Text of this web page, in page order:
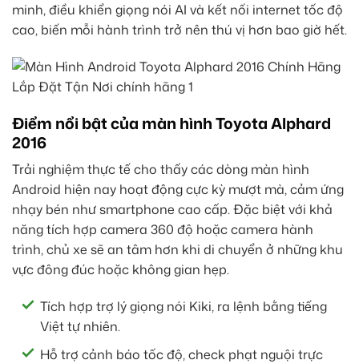
minh, điều khiển giọng nói AI và kết nối internet tốc độ
cao, biến mỗi hành trình trở nên thú vị hơn bao giờ hết.
Điểm nổi bật của màn hình Toyota Alphard
2016
Trải nghiệm thực tế cho thấy các dòng màn hình
Android hiện nay hoạt động cực kỳ mượt mà, cảm ứng
nhạy bén như smartphone cao cấp. Đặc biệt với khả
năng tích hợp camera 360 độ hoặc camera hành
trình, chủ xe sẽ an tâm hơn khi di chuyển ở những khu
vực đông đúc hoặc không gian hẹp.
Tích hợp trợ lý giọng nói Kiki, ra lệnh bằng tiếng
Việt tự nhiên.
Hỗ trợ cảnh báo tốc độ, check phạt nguội trực